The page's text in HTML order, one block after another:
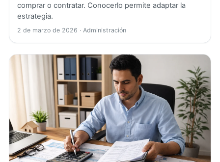
comprar o contratar. Conocerlo permite adaptar la
estrategia.
2 de marzo de 2026 · Administración